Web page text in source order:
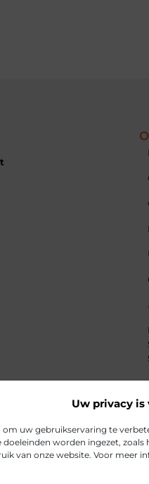
Uw privacy is
uw gebruikservaring te
worden ingezet, zoals
van onze website. Voor meer